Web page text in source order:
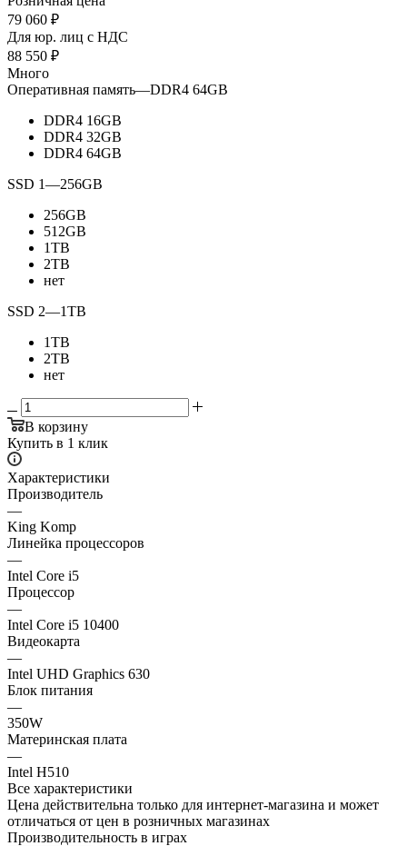
79 060 ₽
Для юр. лиц c НДС
88 550 ₽
Много
Оперативная память—DDR4 64GB
DDR4 16GB
DDR4 32GB
DDR4 64GB
SSD 1—256GB
256GB
512GB
1TB
2TB
нет
SSD 2—1TB
1TB
2TB
нет
В корзину
Купить в 1 клик
Характеристики
Производитель
—
King Komp
Линейка процессоров
—
Intel Core i5
Процессор
—
Intel Core i5 10400
Видеокарта
—
Intel UHD Graphics 630
Блок питания
—
350W
Материнская плата
—
Intel H510
Все характеристики
Цена действительна только для интернет-магазина и может
отличаться от цен в розничных магазинах
Производительность в играх